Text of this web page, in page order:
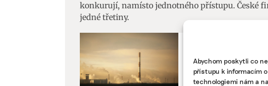
Abychom poskytli co
přístupu k informacím
technologiemi nám a
konkurují, namísto jednotného přístupu. České
jedné třetiny.
Co vede ke
skleníkových plynů